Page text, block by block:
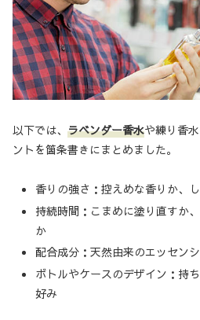
以下では、 ラベンダー香水や練り香
ントを箇条書きにまとめました。
香りの強さ：控えめな香りか、
持続時間：こまめに塗り直すか
か
配合成分：天然由来のエッセン
ボトルやケースのデザイン：持
好み